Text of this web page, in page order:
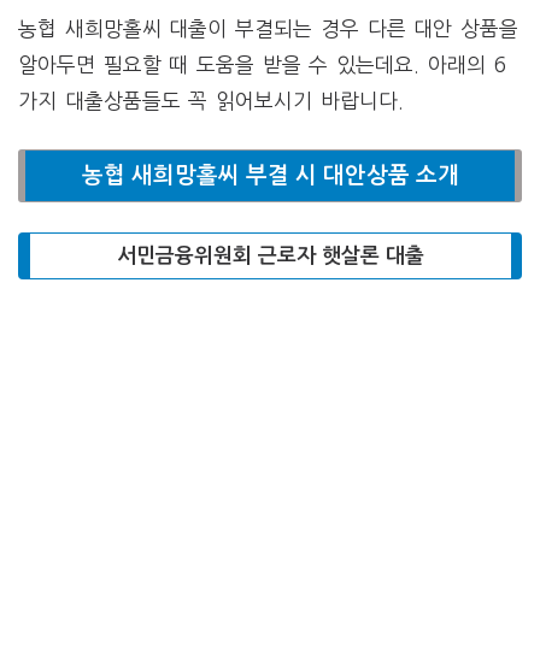
농협 새희망홀씨 대출이 부결되는 경우 다른 대안 상품을
알아두면 필요할 때 도움을 받을 수 있는데요. 아래의 6
가지 대출상품들도 꼭 읽어보시기 바랍니다.
농협 새희망홀씨 부결 시 대안상품 소개
서민금융위원회 근로자 햇살론 대출